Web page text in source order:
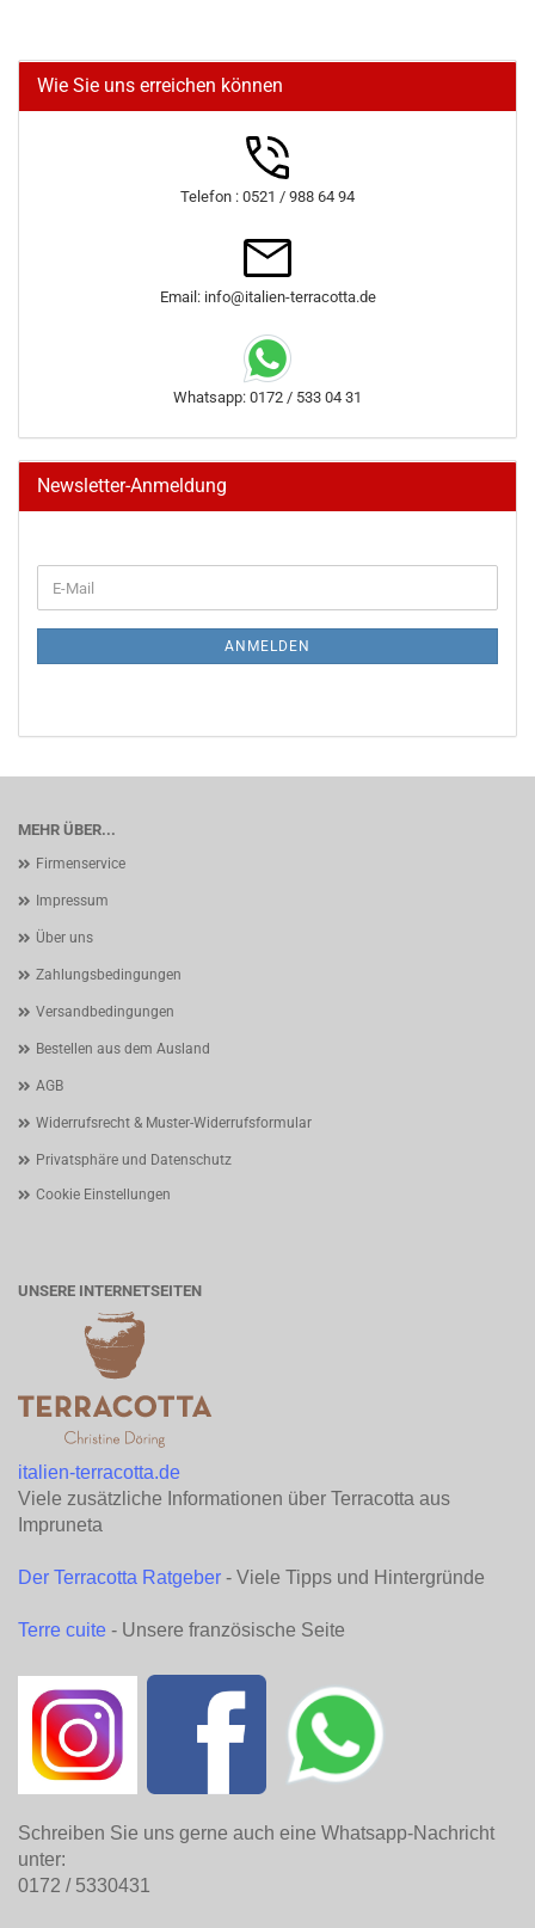
Wie Sie uns erreichen können
Telefon : 0521 / 988 64 94
Email: info@italien-terracotta.de
Whatsapp: 0172 / 533 04 31
Newsletter-Anmeldung
ZUR
E-
Mail
ANMELDEN
MEHR ÜBER...
Firmenservice
Impressum
Über uns
Zahlungsbedingungen
Versandbedingungen
Bestellen aus dem Ausland
AGB
Widerrufsrecht & Muster-Widerrufsformular
Privatsphäre und Datenschutz
Cookie Einstellungen
UNSERE INTERNETSEITEN
italien-terracotta.de
Viele zusätzliche Informationen über Terracotta aus
Impruneta
Der Terracotta Ratgeber - Viele Tipps und Hintergründe
Terre cuite - Unsere französische Seite
Schreiben Sie uns gerne auch eine Whatsapp-Nachricht
unter:
0172 / 5330431